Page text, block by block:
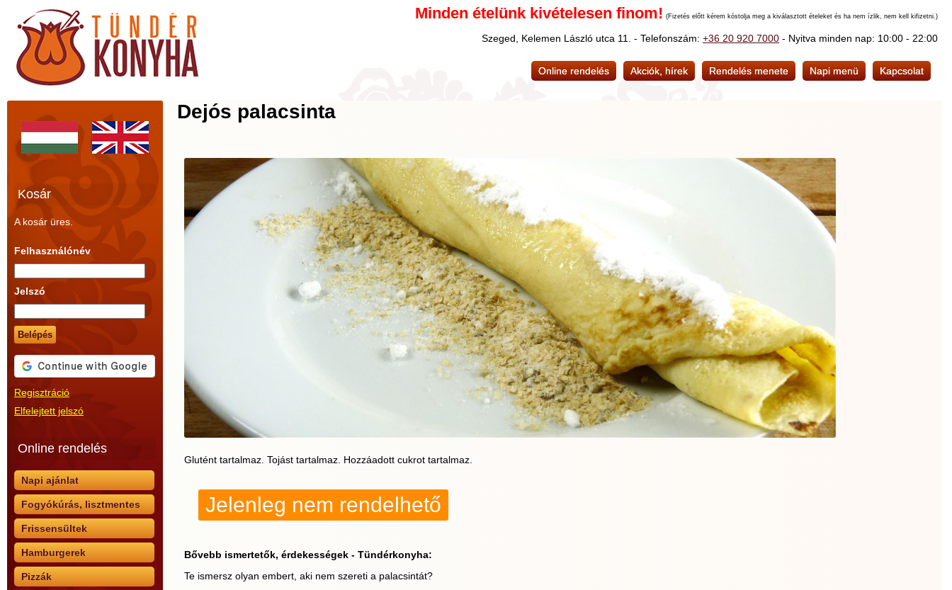
Minden ételünk kivételesen finom! (Fizetés előtt kérem kóstolja meg a kiválasztott ételeket és ha nem ízlik, nem kell kifizetni.)
Szeged, Kelemen László utca 11. - Telefonszám: +36 20 920 7000 - Nyitva minden nap: 10:00 - 22:00
Online rendelés Akciók, hírek Rendelés menete Napi menü Kapcsolat
Kosár
A kosár üres.
Felhasználónév
Jelszó
Belépés
Regisztráció
Elfelejtett jelszó
Online rendelés
Napi ajánlat
Fogyókúrás, lisztmentes
Frissensültek
Hamburgerek
Pizzák
Dejós palacsinta
Glutént tartalmaz. Tojást tartalmaz. Hozzáadott cukrot tartalmaz.
Jelenleg nem rendelhető
Bővebb ismertetők, érdekességek - Tündérkonyha:
Te ismersz olyan embert, aki nem szereti a palacsintát?